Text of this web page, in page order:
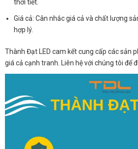
thời tiết.
Giá cả: Cân nhắc giá cả và chất lượng
hợp lý.
Thành Đạt LED cam kết cung cấp các sản
giá cả cạnh tranh. Liên hệ với chúng tôi để